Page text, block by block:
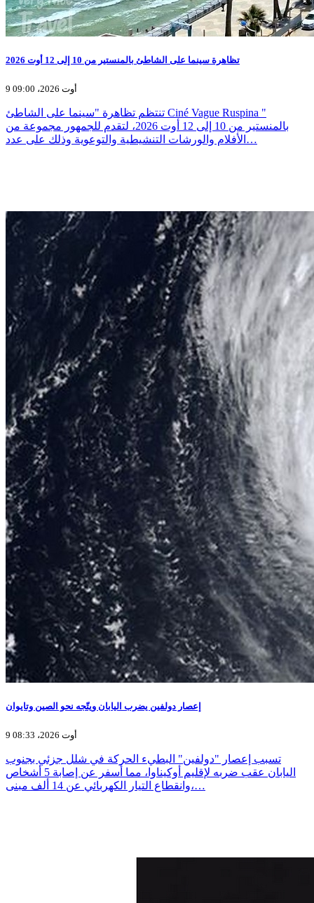
تظاهرة سينما على الشاطئ بالمنستير من 10 إلى 12 أوت 2026
9 أوت 2026، 09:00
تنتظم تظاهرة "سينما على الشاطئ Ciné Vague Ruspina "
بالمنستير من 10 إلى 12 أوت 2026، لتقدم للجمهور مجموعة من
الأفلام والورشات التنشيطية والتوعوية وذلك على عدد…
إعصار دولفين يضرب اليابان ويتّجه نحو الصين وتايوان
9 أوت 2026، 08:33
تسبب إعصار "دولفين" البطيء الحركة في شلل جزئي بجنوب
اليابان عقب ضربه لإقليم أوكيناوا، مما أسفر عن إصابة 5 أشخاص
وانقطاع التيار الكهربائي عن 14 ألف مبنى،…